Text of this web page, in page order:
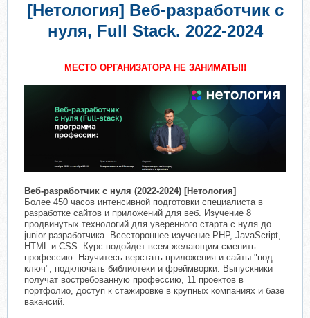
[Нетология] Веб-разработчик с
нуля, Full Stack. 2022-2024
МЕСТО ОРГАНИЗАТОРА НЕ ЗАНИМАТЬ!!!
Веб-разработчик с нуля (2022-2024) [Нетология]
Более 450 часов интенсивной подготовки специалиста в
разработке сайтов и приложений для веб. Изучение 8
продвинутых технологий для уверенного старта с нуля до
junior-разработчика. Всестороннее изучение PHP, JavaScript,
HTML и CSS. Курс подойдет всем желающим сменить
профессию. Научитесь верстать приложения и сайты "под
ключ", подключать библиотеки и фреймворки. Выпускники
получат востребованную профессию, 11 проектов в
портфолио, доступ к стажировке в крупных компаниях и базе
вакансий.